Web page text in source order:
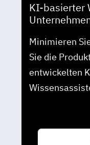
KI-basierter
Minimieren
Sie die
entwickelten